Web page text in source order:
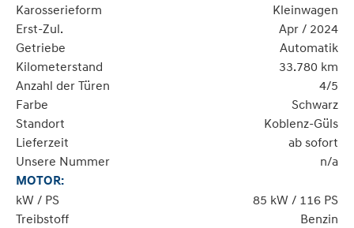
Karosserieform
Kleinwagen
Erst-Zul.
Apr / 2024
Getriebe
Automatik
Kilometerstand
33.780 km
Anzahl der Türen
4/5
Farbe
Schwarz
Standort
Koblenz-Güls
Lieferzeit
ab sofort
Unsere Nummer
n/a
MOTOR:
kW / PS
85 kW / 116 PS
Treibstoff
Benzin